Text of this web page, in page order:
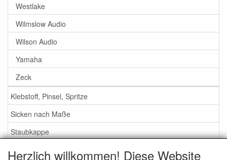
Westlake
Wilmslow Audio
Wilson Audio
Yamaha
Zeck
Klebstoff, Pinsel, Spritze
Sicken nach Maße
Staubkappe
Herzlich willkommen! Diese Website